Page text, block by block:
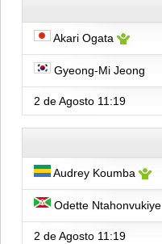
Akari Ogata
Gyeong-Mi Jeong
2 de Agosto 11:19
Audrey Koumba
Odette Ntahonvukiye
2 de Agosto 11:19